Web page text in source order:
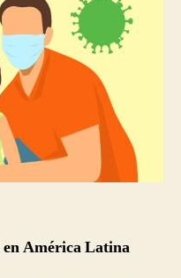
en América Latina